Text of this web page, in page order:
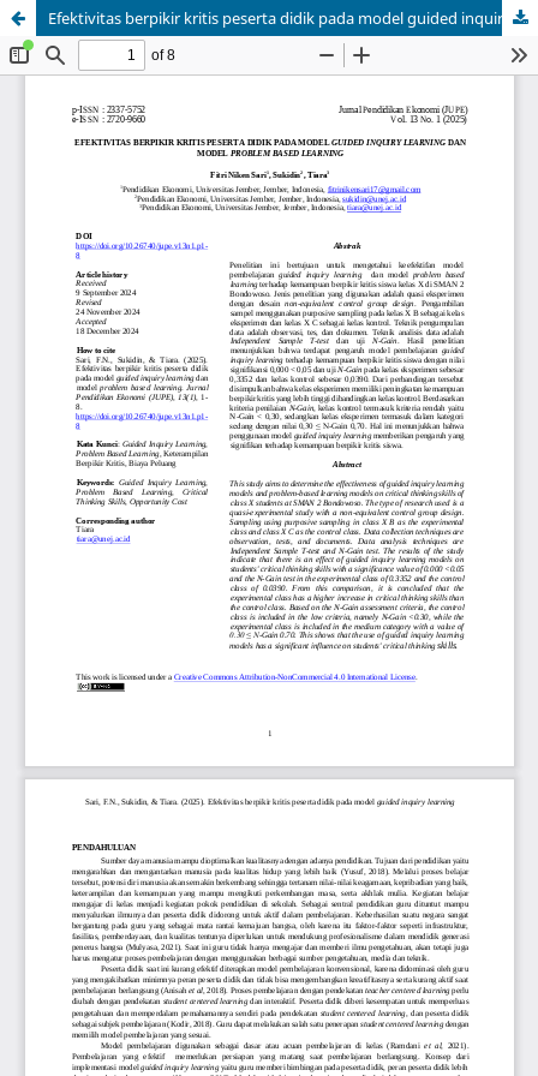
Efektivitas berpikir kritis peserta didik pada model guided inquiry learning dan model problem based learning